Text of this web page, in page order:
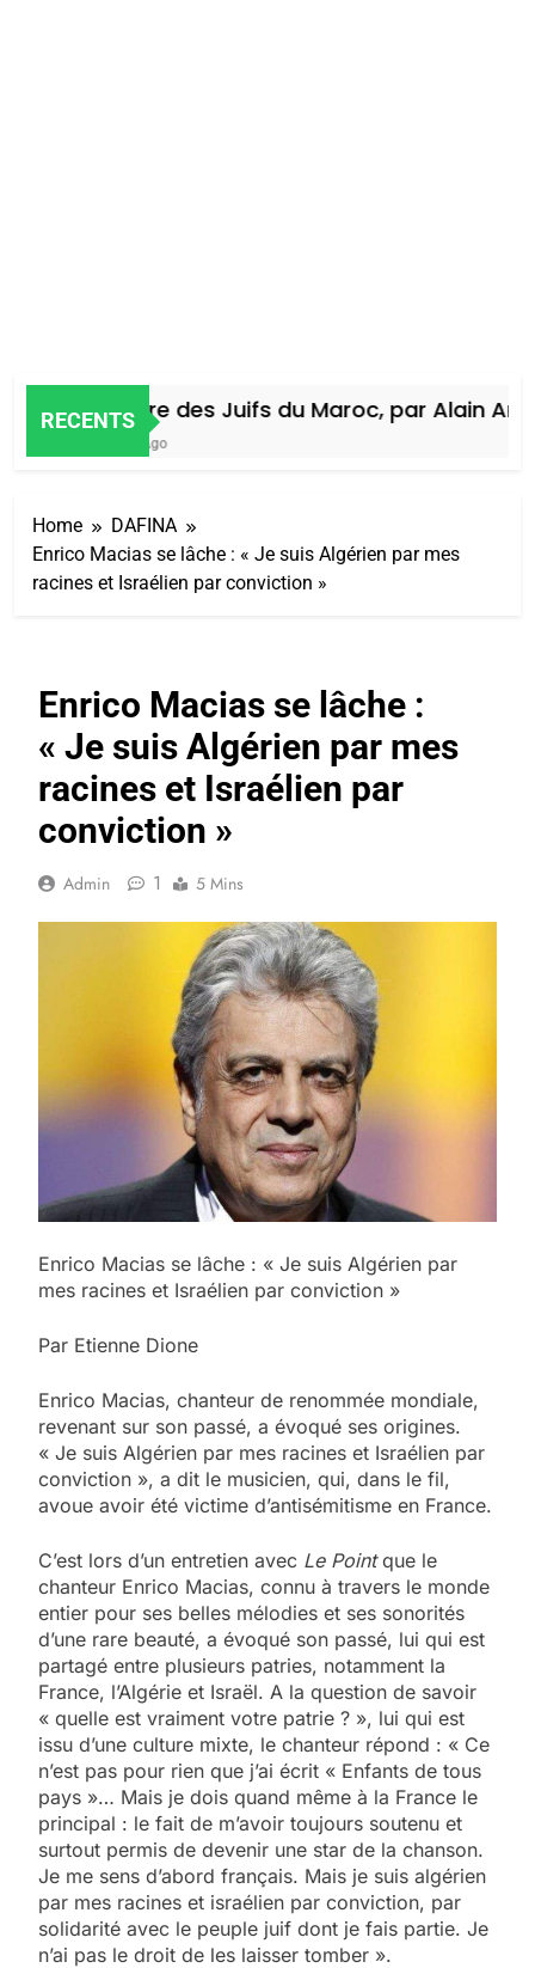
RECENTS
Histoire des Juifs du Maroc, par Alain Amiel
Home
DAFINA
Enrico Macias se lâche : « Je suis Algérien par mes
racines et Israélien par conviction »
Enrico Macias se lâche :
« Je suis Algérien par mes
racines et Israélien par
conviction »
Admin 1 5 Mins
Enrico Macias se lâche : « Je suis Algérien par
mes racines et Israélien par conviction »
Par Etienne Dione
Enrico Macias, chanteur de renommée mondiale,
revenant sur son passé, a évoqué ses origines.
« Je suis Algérien par mes racines et Israélien par
conviction », a dit le musicien, qui, dans le fil,
avoue avoir été victime d’antisémitisme en France.
C’est lors d’un entretien avec Le Pointque le
chanteur Enrico Macias, connu à travers le monde
entier pour ses belles mélodies et ses sonorités
d’une rare beauté, a évoqué son passé, lui qui est
partagé entre plusieurs patries, notamment la
France, l’Algérie et Israël. A la question de savoir
« quelle est vraiment votre patrie ? », lui qui est
issu d’une culture mixte, le chanteur répond : « Ce
n’est pas pour rien que j’ai écrit « Enfants de tous
pays »… Mais je dois quand même à la France le
principal : le fait de m’avoir toujours soutenu et
surtout permis de devenir une star de la chanson.
Je me sens d’abord français. Mais je suis algérien
par mes racines et israélien par conviction, par
solidarité avec le peuple juif dont je fais partie. Je
n’ai pas le droit de les laisser tomber ».